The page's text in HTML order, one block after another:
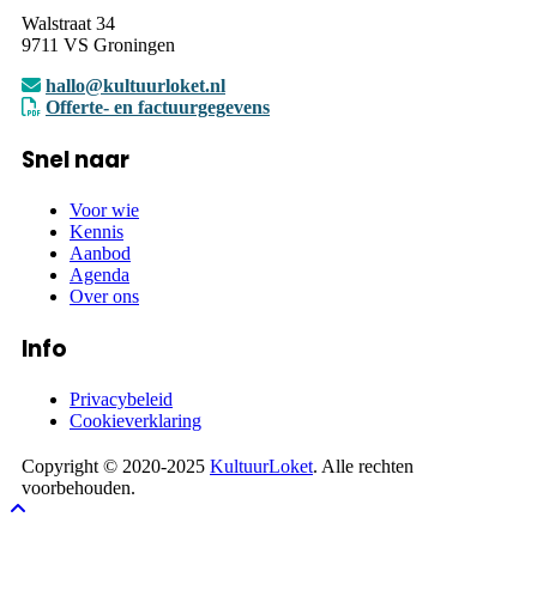
Walstraat 34
9711 VS Groningen
hallo@kultuurloket.nl
Offerte- en factuurgegevens
Snel naar
Voor wie
Kennis
Aanbod
Agenda
Over ons
Info
Privacybeleid
Cookieverklaring
Copyright © 2020-2025 KultuurLoket. Alle rechten
voorbehouden.